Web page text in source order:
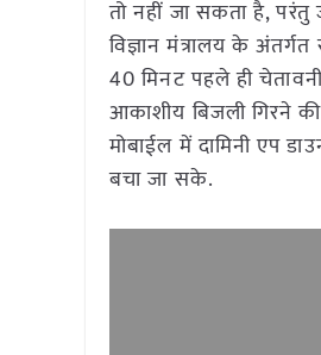
तो नहीं जा सकता है,
विज्ञान मंत्रालय के
40 मिनट पहले ही
आकाशीय बिजली गिरने
मोबाईल में दामिनी एप
बचा जा सके.